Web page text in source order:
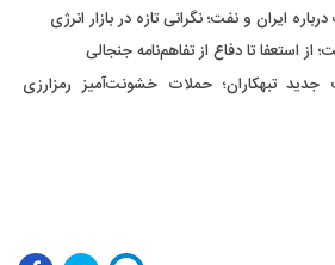
ایران و نفت؛ نگرانی تازه در بازار انرژی
استعفا تا دفاع از تفاهم‌نامه جنجالی
تبهکاران؛ حملات خشونت‌آمیز رمزارزی